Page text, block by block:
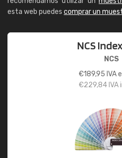
esta web puedes comprar un
NCS
NCS
€189,95 IVA
€229,84 IVA